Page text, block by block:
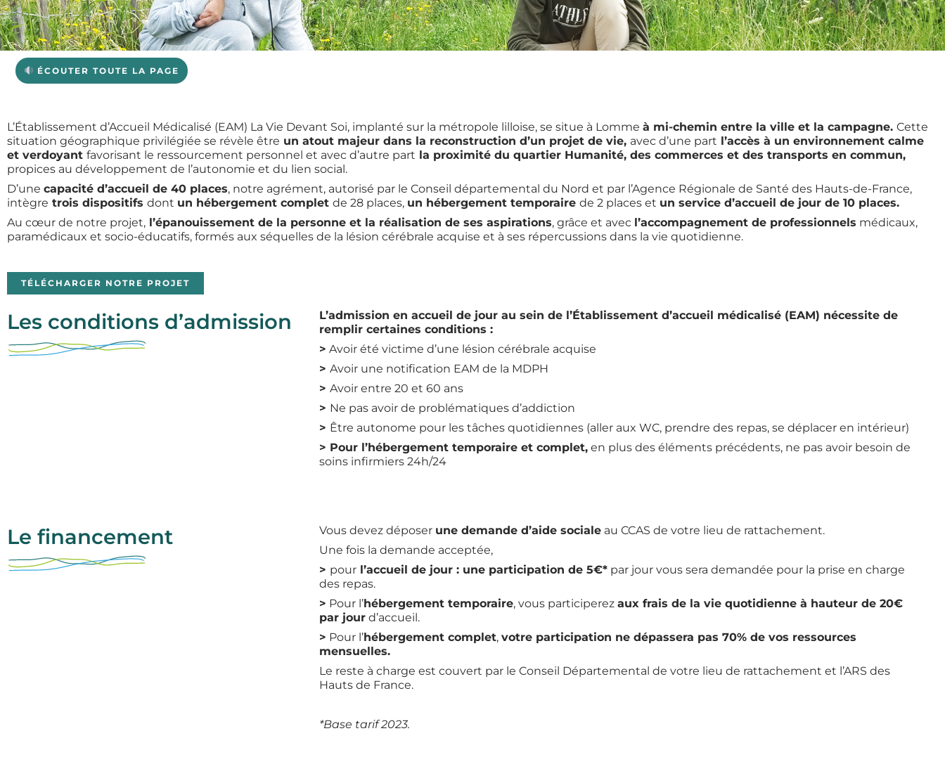
ÉCOUTER TOUTE LA PAGE
L’Établissement d’Accueil Médicalisé (EAM) La Vie Devant Soi, implanté sur la métropole lilloise, se situe à Lomme à mi-chemin entre la ville et la campagne. Cette
situation géographique privilégiée se révèle être un atout majeur dans la reconstruction d’un projet de vie, avec d’une part l’accès à un environnement calme
et verdoyant favorisant le ressourcement personnel et avec d’autre part la proximité du quartier Humanité, des commerces et des transports en commun,
propices au développement de l’autonomie et du lien social.
D’une capacité d’accueil de 40 places, notre agrément, autorisé par le Conseil départemental du Nord et par l’Agence Régionale de Santé des Hauts-de-France,
intègre trois dispositifs dont un hébergement complet de 28 places, un hébergement temporaire de 2 places et un service d’accueil de jour de 10 places.
Au cœur de notre projet, l’épanouissement de la personne et la réalisation de ses aspirations, grâce et avec l’accompagnement de professionnels médicaux,
paramédicaux et socio-éducatifs, formés aux séquelles de la lésion cérébrale acquise et à ses répercussions dans la vie quotidienne.
TÉLÉCHARGER NOTRE PROJET
Les conditions d’admission
L’admission en accueil de jour au sein de l’Établissement d’accueil médicalisé (EAM) nécessite de
remplir certaines conditions :
> Avoir été victime d’une lésion cérébrale acquise
>Avoir une notification EAM de la MDPH
>Avoir entre 20 et 60 ans
> Ne pas avoir de problématiques d’addiction
> Être autonome pour les tâches quotidiennes (aller aux WC, prendre des repas, se déplacer en intérieur)
> Pour l’hébergement temporaire et complet, en plus des éléments précédents, ne pas avoir besoin de
soins infirmiers 24h/24
Le financement Vous devez déposer une demande d’aide sociale au CCAS de votre lieu de rattachement.
Une fois la demande acceptée,
> pour l’accueil de jour : une participation de 5€* par jour vous sera demandée pour la prise en charge
des repas.
> Pour l’hébergement temporaire, vous participerezaux frais de la vie quotidienne à hauteur de 20€
par jour d’accueil.
> Pour l’hébergement complet,votre participation ne dépassera pas 70% de vos ressources
mensuelles.
Le reste à charge est couvert par le Conseil Départemental de votre lieu de rattachement et l’ARS des
Hauts de France.
*Base tarif 2023.